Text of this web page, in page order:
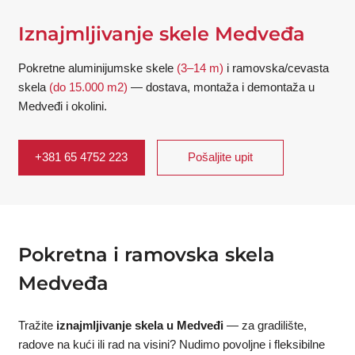
Iznajmljivanje skele Medveđa
Pokretne aluminijumske skele (3–14 m) i ramovska/cevasta
skela (do 15.000 m2) — dostava, montaža i demontaža u
Medveđi i okolini.
+381 65 4752 223 Pošaljite upit
Pokretna i ramovska skela
Medveđa
Tražite iznajmljivanje skela u Medveđi— za gradilište,
radove na kući ili rad na visini? Nudimo povoljne i fleksibilne